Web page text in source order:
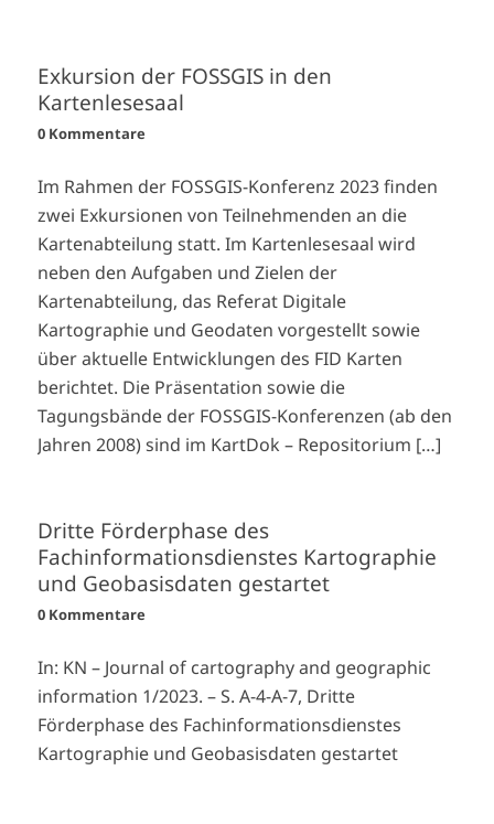
Exkursion der FOSSGIS in den
Kartenlesesaal
0 Kommentare
Im Rahmen der FOSSGIS-Konferenz 2023 finden
zwei Exkursionen von Teilnehmenden an die
Kartenabteilung statt. Im Kartenlesesaal wird
neben den Aufgaben und Zielen der
Kartenabteilung, das Referat Digitale
Kartographie und Geodaten vorgestellt sowie
über aktuelle Entwicklungen des FID Karten
berichtet. Die Präsentation sowie die
Tagungsbände der FOSSGIS-Konferenzen (ab den
Jahren 2008) sind im KartDok – Repositorium […]
Dritte Förderphase des
Fachinformationsdienstes Kartographie
und Geobasisdaten gestartet
0 Kommentare
In: KN – Journal of cartography and geographic
information 1/2023. – S. A-4-A-7, Dritte
Förderphase des Fachinformationsdienstes
Kartographie und Geobasisdaten gestartet